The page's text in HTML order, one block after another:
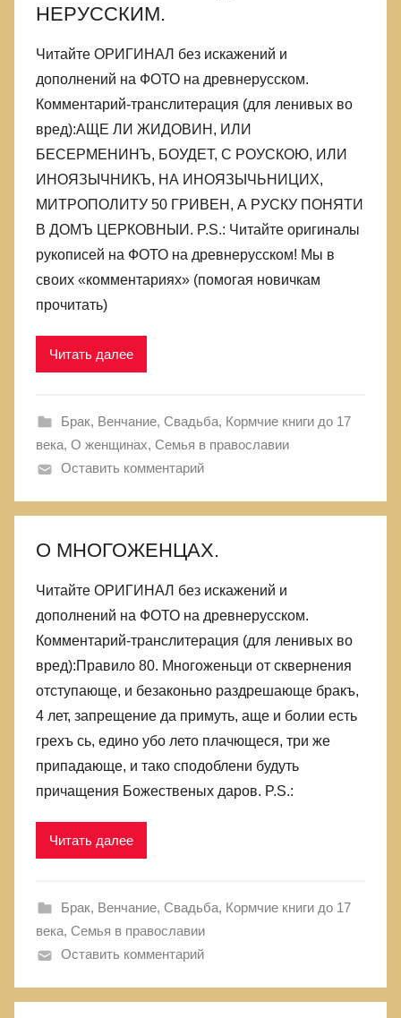
НЕРУССКИМ.
Читайте ОРИГИНАЛ без искажений и
дополнений на ФОТО на древнерусском.
Комментарий-транслитерация (для ленивых во
вред):АЩЕ ЛИ ЖИДОВИН, ИЛИ
БЕСЕРМЕНИНЪ, БОУДЕТ, С РОУСКОЮ, ИЛИ
ИНОЯЗЫЧНИКЪ, НА ИНОЯЗЫЧЬНИЦИХ,
МИТРОПОЛИТУ 50 ГРИВЕН, А РУСКУ ПОНЯТИ
В ДОМЪ ЦЕРКОВНЫИ. P.S.: Читайте оригиналы
рукописей на ФОТО на древнерусском! Мы в
своих «комментариях» (помогая новичкам
прочитать)
Читать далее
Брак, Венчание, Свадьба, Кормчие книги до 17
века, О женщинах, Семья в православии
Оставить комментарий
О МНОГОЖЕНЦАХ.
Читайте ОРИГИНАЛ без искажений и
дополнений на ФОТО на древнерусском.
Комментарий-транслитерация (для ленивых во
вред):Правило 80. Многоженьци от сквернения
отступающе, и безаконьно раздрешающе бракъ,
4 лет, запрещение да примуть, аще и болии есть
грехъ сь, едино убо лето плачющеся, три же
припадающе, и тако сподоблени будуть
причащения Божественых даров. P.S.:
Читать далее
Брак, Венчание, Свадьба, Кормчие книги до 17
века, Семья в православии
Оставить комментарий